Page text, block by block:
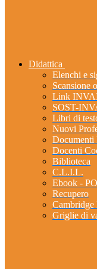
Didattica
Elenchi e
Scansione
Link
SOST-
Libri di
Nuovi
Documenti
Docenti
Biblioteca
C.L.I.L.
Ebook -
Recupero
Cambridge
Griglie di